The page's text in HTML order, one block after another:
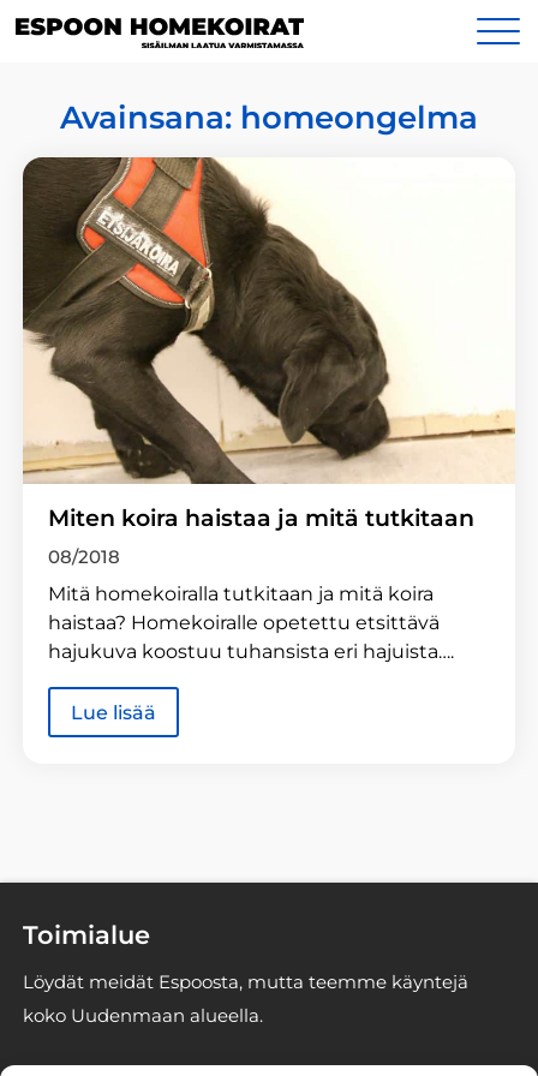
sisältöön
Yhteystiedot
Avainsana: homeongelma
Miten koira haistaa ja mitä tutkitaan
08/2018
Mitä homekoiralla tutkitaan ja mitä koira
haistaa? Homekoiralle opetettu etsittävä
hajukuva koostuu tuhansista eri hajuista….
Lue lisää
Toimialue
Löydät meidät Espoosta, mutta teemme käyntejä
koko Uudenmaan alueella.